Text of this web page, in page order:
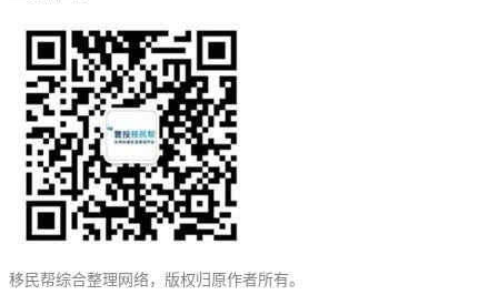
移民帮综合整理网络，版权归原作者所有。